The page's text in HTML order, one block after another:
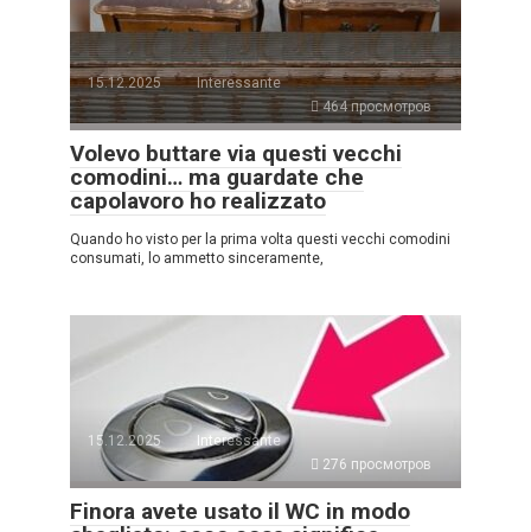
15.12.2025
Interessante
464 просмотров
Volevo buttare via questi vecchi
comodini… ma guardate che
capolavoro ho realizzato
Quando ho visto per la prima volta questi vecchi comodini
consumati, lo ammetto sinceramente,
15.12.2025
Interessante
276 просмотров
Finora avete usato il WC in modo